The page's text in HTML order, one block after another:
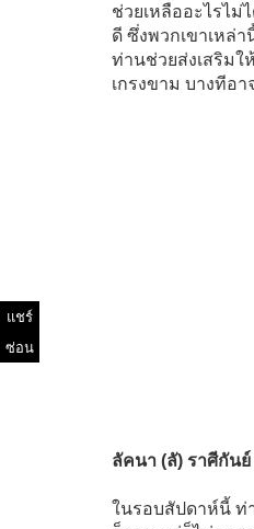
ช่วยเหลืออะไรไม่
ดี ซึ่งพวกเขาเหล่
ท่านช่วยส่งเสริม
เกรงขาม บางทีอ
ลัคนา (ลั) ราศีกันย์
ในรอบสัปดาห์นี้ ท่
แชร์
ซ่อน